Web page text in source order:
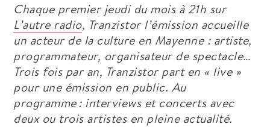
Chaque premier jeudi du mois à 21h sur
L’autre radio, Tranzistorl’émission accueille
un acteur de la culture en Mayenne : artiste,
programmateur, organisateur de spectacle…
Trois fois par an, Tranzistorpart en « live »
pour une émission en public. Au
programme: interviews et concerts avec
deux ou trois artistes en pleine actualité.